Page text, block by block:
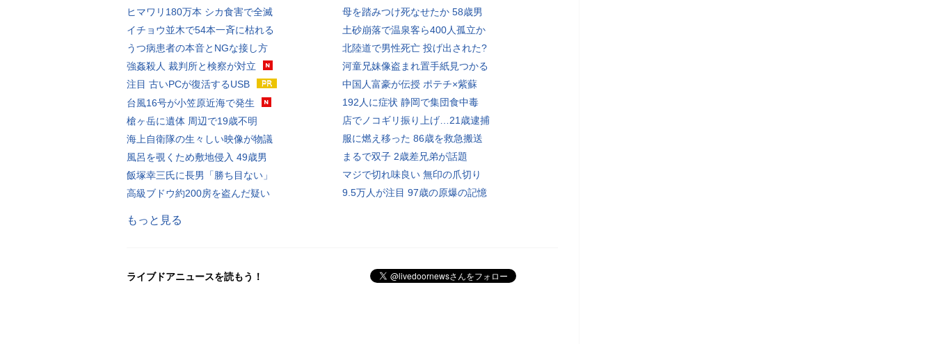
ヒマワリ180万本 シカ食害で全滅
イチョウ並木で54本一斉に枯れる
うつ病患者の本音とNGな接し方
強姦殺人 裁判所と検察が対立
注目 古いPCが復活するUSB
台風16号が小笠原近海で発生
槍ヶ岳に遺体 周辺で19歳不明
海上自衛隊の生々しい映像が物議
風呂を覗くため敷地侵入 49歳男
飯塚幸三氏に長男「勝ち目ない」
高級ブドウ約200房を盗んだ疑い
母を踏みつけ死なせたか 58歳男
土砂崩落で温泉客ら400人孤立か
北陸道で男性死亡 投げ出された?
河童兄妹像盗まれ置手紙見つかる
中国人富豪が伝授 ポテチ×紫蘇
192人に症状 静岡で集団食中毒
店でノコギリ振り上げ…21歳逮捕
服に燃え移った 86歳を救急搬送
まるで双子 2歳差兄弟が話題
マジで切れ味良い 無印の爪切り
9.5万人が注目 97歳の原爆の記憶
もっと見る
ライブドアニュースを読もう！